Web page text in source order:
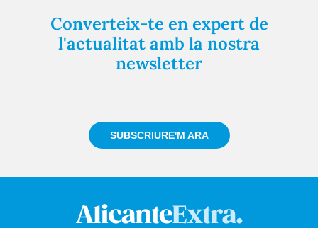
Converteix-te en expert de
l'actualitat amb la nostra
newsletter
SUBSCRIURE'M ARA